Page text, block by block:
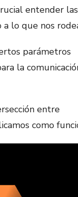
entender las
lo que nos
parámetros
la
entre
como